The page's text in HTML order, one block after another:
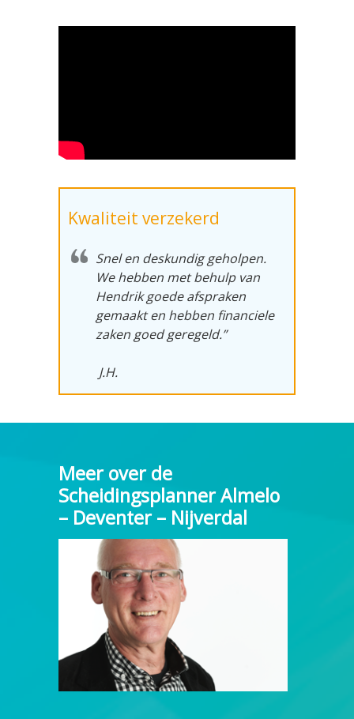
Kwaliteit verzekerd
Snel en deskundig geholpen.
We hebben met behulp van
Hendrik goede afspraken
gemaakt en hebben financiele
zaken goed geregeld.”
J.H.
Meer over de
Scheidingsplanner Almelo
– Deventer – Nijverdal